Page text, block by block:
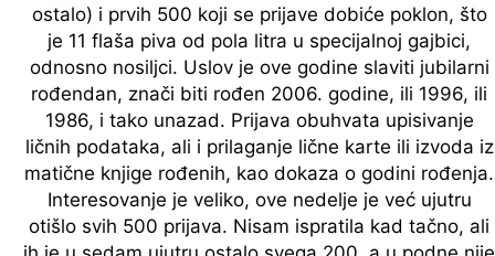
ostalo) i prvih 500 koji se prijave dobiće poklon, što
je 11 flaša piva od pola litra u specijalnoj gajbici,
odnosno nosiljci. Uslov je ove godine slaviti jubilarni
rođendan, znači biti rođen 2006. godine, ili 1996, ili
1986, i tako unazad. Prijava obuhvata upisivanje
ličnih podataka, ali i prilaganje lične karte ili izvoda iz
matične knjige rođenih, kao dokaza o godini rođenja.
Interesovanje je veliko, ove nedelje je već ujutru
otišlo svih 500 prijava. Nisam ispratila kad tačno, ali